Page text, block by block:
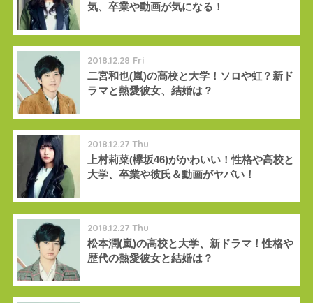
気、卒業や動画が気になる！
2018.12.28 Fri
二宮和也(嵐)の高校と大学！ソロや虹？新ド
ラマと熱愛彼女、結婚は？
2018.12.27 Thu
上村莉菜(欅坂46)がかわいい！性格や高校と
大学、卒業や彼氏＆動画がヤバい！
2018.12.27 Thu
松本潤(嵐)の高校と大学、新ドラマ！性格や
歴代の熱愛彼女と結婚は？